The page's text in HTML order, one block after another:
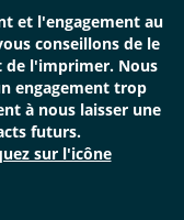
et l'engagement au
conseillons de le
de l'imprimer. Nous
engagement trop
à nous laisser une
futurs.
sur l'icône